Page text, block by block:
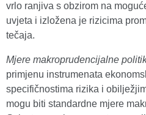
vrlo ranjiva s obzirom na
uvjeta i izložena je rizicima
tečaja.
Mjere makroprudencijalne
primjenu instrumenata
specifičnostima rizika i
mogu biti standardne mjere